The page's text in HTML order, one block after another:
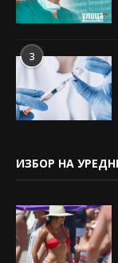
3
ИЗБОР НА